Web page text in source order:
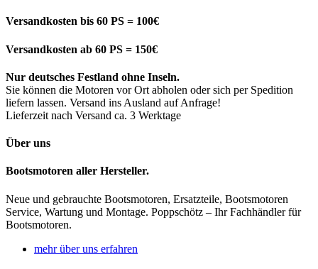
Versandkosten bis 60 PS = 100€
Versandkosten ab 60 PS = 150€
Nur deutsches Festland ohne Inseln.
Sie können die Motoren vor Ort abholen oder sich per Spedition
liefern lassen. Versand ins Ausland auf Anfrage!
Lieferzeit nach Versand ca. 3 Werktage
Über uns
Bootsmotoren aller Hersteller.
Neue und gebrauchte Bootsmotoren, Ersatzteile, Bootsmotoren
Service, Wartung und Montage. Poppschötz – Ihr Fachhändler für
Bootsmotoren.
mehr über uns erfahren